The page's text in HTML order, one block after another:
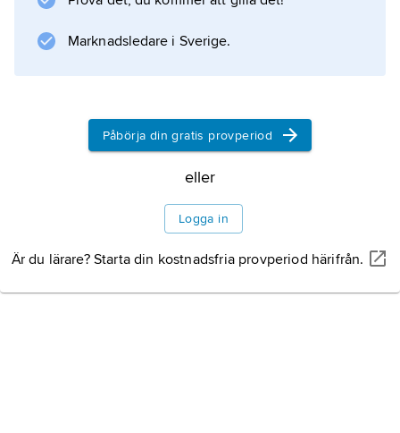
saknas helt.
Marknadsledare i Sverige.
Påbörja din gratis provperiod
eller
Logga in
Är du lärare? Starta din kostnadsfria provperiod härifrån.